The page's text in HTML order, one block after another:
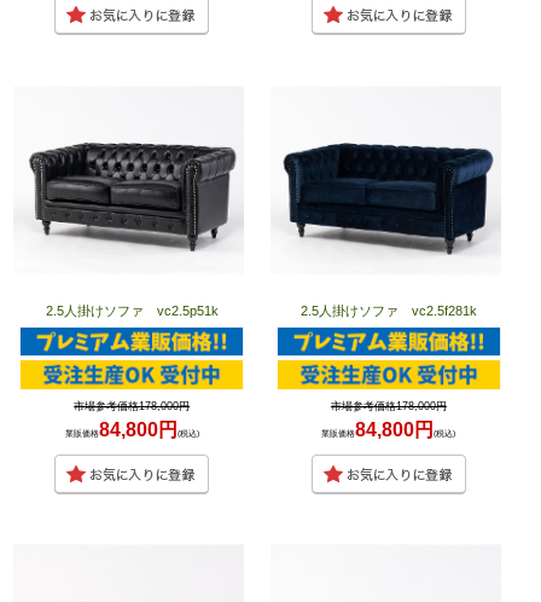
2.5人掛けソファ vc2.5p51k
市場参考価格178,000円
業販価格84,800円 (税込)
2.5人掛けソファ vc2.5f281k
市場参考価格178,000円
業販価格84,800円(税込)